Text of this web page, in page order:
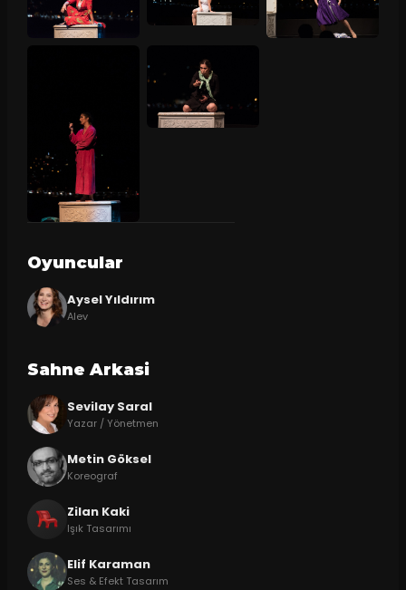
Oyuncular
Aysel Yıldırım
Alev
Sahne Arkasi
Sevilay Saral
Yazar / Yönetmen
Metin Göksel
Koreograf
Zilan Kaki
Işık Tasarımı
Elif Karaman
Ses & Efekt Tasarım